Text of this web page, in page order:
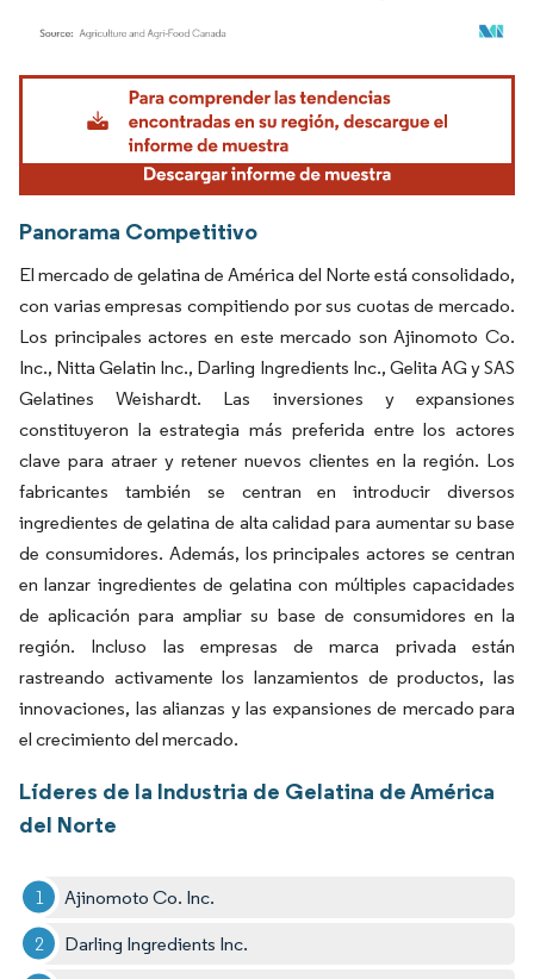
Imagen © Mordor Intelligence. El uso requiere atribución según CC BY 4.0.
Panorama Competitivo
El mercado de gelatina de América del Norte está consolidado,
con varias empresas compitiendo por sus cuotas de mercado.
Los principales actores en este mercado son Ajinomoto Co.
Inc., Nitta Gelatin Inc., Darling Ingredients Inc., Gelita AG y SAS
Gelatines Weishardt. Las inversiones y expansiones
constituyeron la estrategia más preferida entre los actores
clave para atraer y retener nuevos clientes en la región. Los
fabricantes también se centran en introducir diversos
ingredientes de gelatina de alta calidad para aumentar su base
de consumidores. Además, los principales actores se centran
en lanzar ingredientes de gelatina con múltiples capacidades
de aplicación para ampliar su base de consumidores en la
región. Incluso las empresas de marca privada están
rastreando activamente los lanzamientos de productos, las
innovaciones, las alianzas y las expansiones de mercado para
el crecimiento del mercado.
Líderes de la Industria de Gelatina de América
del Norte
Ajinomoto Co. Inc.
Darling Ingredients Inc.